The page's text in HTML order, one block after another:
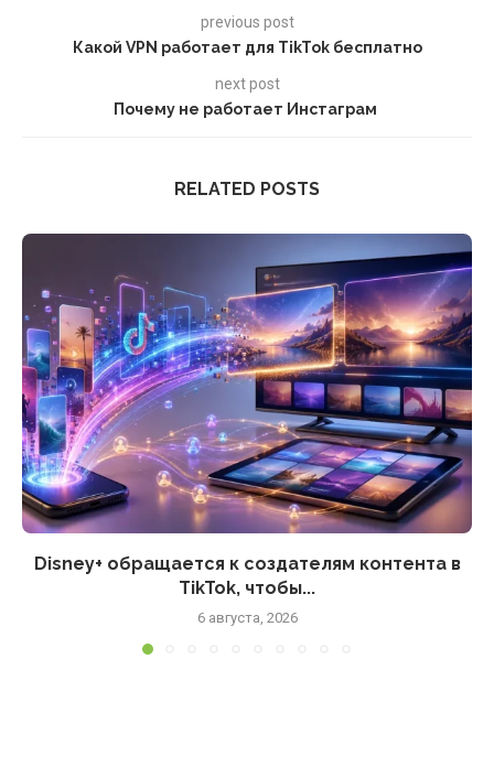
previous post
Какой VPN работает для TikTok бесплатно
next post
Почему не работает Инстаграм
RELATED POSTS
Disney+ обращается к создателям контента в
TikTok, чтобы...
6 августа, 2026